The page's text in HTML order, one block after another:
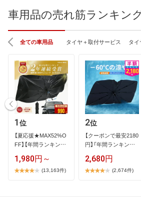
車用品の売れ筋ランキン
全ての車用品 タイヤ＋取付サービス タイ
1 位
【​夏​応​援​★​M​A​X​5​2​%​O​
F​F​】​【​年​間​ラ​ン​キ​ン​グ​
1,980円～
(13,163件)
2位
【​ク​ー​ポ​ン​で​最​安​2​1​8​0​
円​】​「​年​間​ラ​ン​キ​ン​…
2,680円
(2,674件)